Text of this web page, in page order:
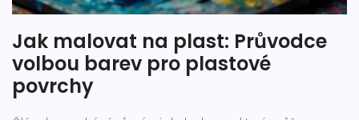
Jak malovat na plast: Průvodce
volbou barev pro plastové
povrchy